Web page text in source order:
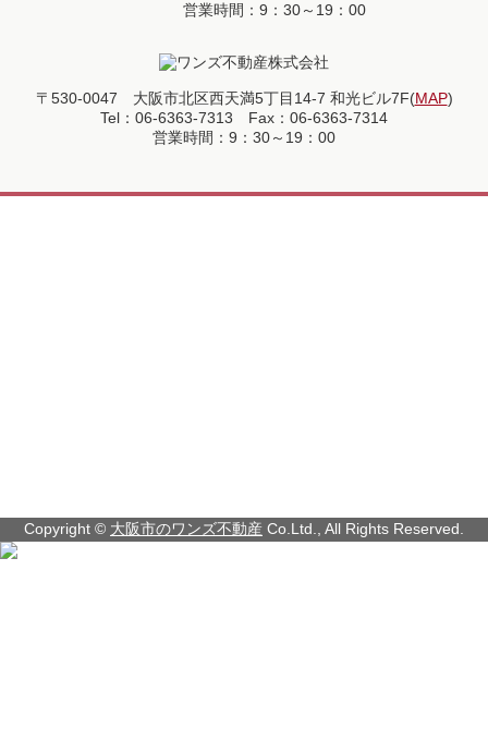
営業時間：9：30～19：00
〒530-0047 大阪市北区西天満5丁目14-7 和光ビル7F(MAP)
Tel：06-6363-7313 Fax：06-6363-7314
営業時間：9：30～19：00
Copyright © 大阪市のワンズ不動産 Co.Ltd., All Rights Reserved.